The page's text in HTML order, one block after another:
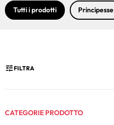
Tutti i prodotti Principesse
FILTRA
CATEGORIE PRODOTTO